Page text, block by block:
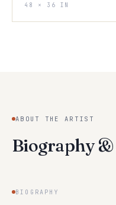
48 × 36 IN
ABOUT THE ARTIST
Biography &
BIOGRAPHY